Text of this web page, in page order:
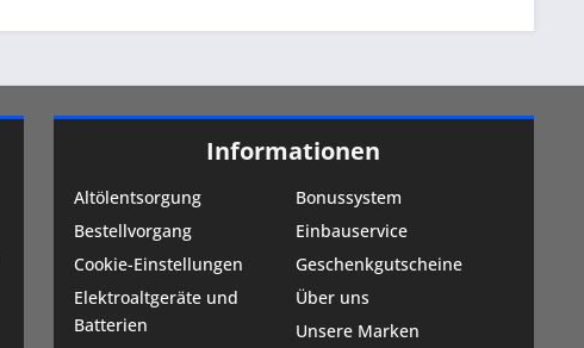
Informationen
Altölentsorgung
Bestellvorgang
Cookie-Einstellungen
Elektroaltgeräte und
Batterien
Bonussystem
Einbauservice
Geschenkgutscheine
Über uns
Unsere Marken